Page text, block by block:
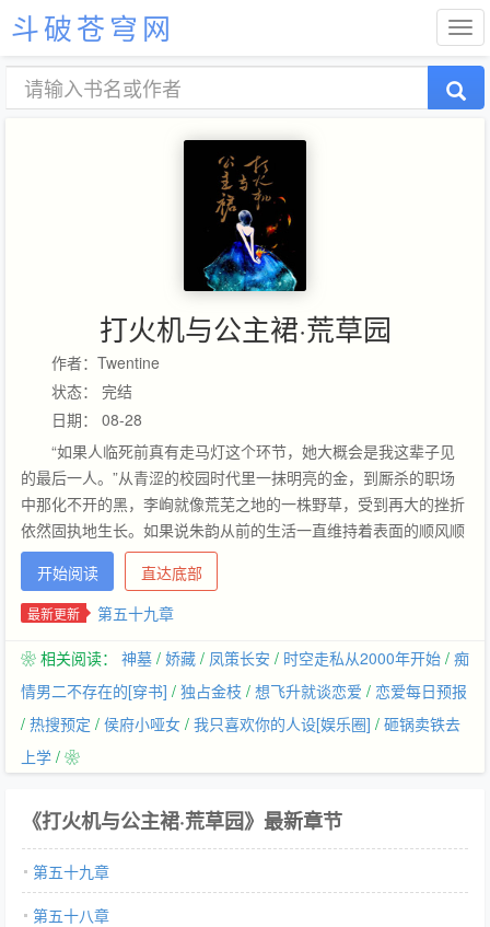
斗破苍穹网
打火机与公主裙·荒草园
作者：Twentine
状态： 完结
日期： 08-28
“如果人临死前真有走马灯这个环节，她大概会是我这辈子见
的最后一人。”从青涩的校园时代里一抹明亮的金，到厮杀的职场
中那化不开的黑，李峋就像荒芜之地的一株野草，受到再大的挫折
依然固执地生长。如果说朱韵从前的生活一直维持着表面的顺风顺
水，平静安和，那李峋的出现则打破了这一切。他是她生命中第一
次，也是唯一一次的冒险。在外人眼里李峋嚣张而轻蔑，只有朱韵
懂得他心中那片自留地，自愿成为孤独的国王的守护神，穷其一
深陷泥潭，或者开疆扩土。
开始阅读 直达底部
最新更新 第五十九章
❀ 相关阅读： 神墓 / 娇藏 / 凤策长安 / 时空走私从2000年开始 / 痴
情男二不存在的[穿书] / 独占金枝 / 想飞升就谈恋爱 / 恋爱每日预报
/ 热搜预定 / 侯府小哑女 / 我只喜欢你的人设[娱乐圈] / 砸锅卖铁去
上学 / ❀
《打火机与公主裙·荒草园》最新章节
第五十九章
第五十八章